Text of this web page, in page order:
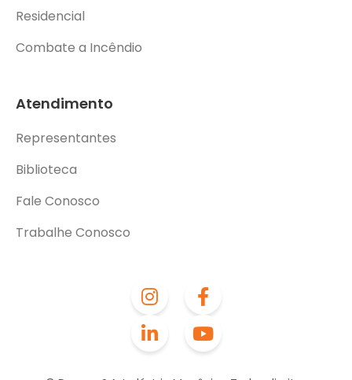
Residencial
Combate a Incêndio
Atendimento
Representantes
Biblioteca
Fale Conosco
Trabalhe Conosco